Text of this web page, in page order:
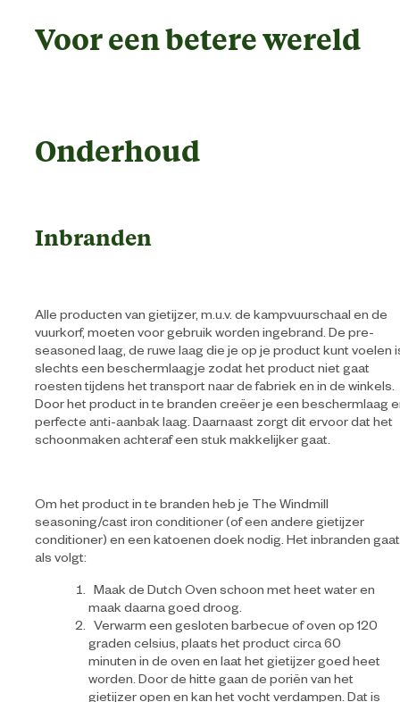
Voor een betere wereld
Onderhoud
Inbranden
Alle producten van gietijzer, m.u.v. de kampvuurschaal en de
vuurkorf, moeten voor gebruik worden ingebrand. De pre-
seasoned laag, de ruwe laag die je op je product kunt voelen
slechts een beschermlaagje zodat het product niet gaat
roesten tijdens het transport naar de fabriek en in de winkels.
Door het product in te branden creëer je een beschermlaag
perfecte anti-aanbak laag. Daarnaast zorgt dit ervoor dat het
schoonmaken achteraf een stuk makkelijker gaat.
Om het product in te branden heb je The Windmill
seasoning/cast iron conditioner (of een andere gietijzer
conditioner) en een katoenen doek nodig. Het inbranden gaat
als volgt:
Maak de Dutch Oven schoon met heet water en
maak daarna goed droog.
Verwarm een gesloten barbecue of oven op 120
graden celsius, plaats het product circa 60
minuten in de oven en laat het gietijzer goed heet
worden. Door de hitte gaan de poriën van het
gietijzer open en kan het vocht verdampen. Dat is